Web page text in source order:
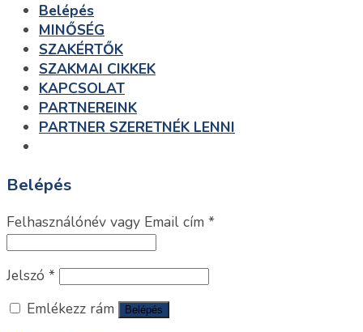
Belépés
MINŐSÉG
SZAKÉRTŐK
SZAKMAI CIKKEK
KAPCSOLAT
PARTNEREINK
PARTNER SZERETNÉK LENNI
Belépés
Felhasználónév vagy Email cím *
Jelszó *
Emlékezz rám
Belépés